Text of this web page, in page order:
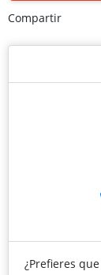
Compartir
¿Prefieres